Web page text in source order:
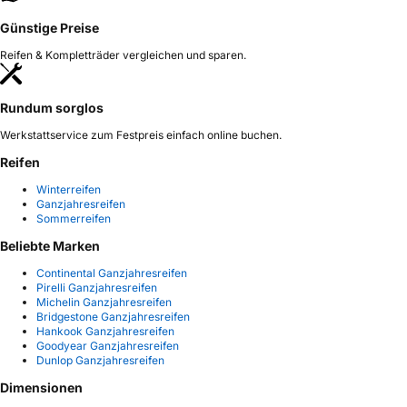
Günstige Preise
Reifen & Kompletträder vergleichen und sparen.
Rundum sorglos
Werkstattservice zum Festpreis einfach online buchen.
Reifen
Winterreifen
Ganzjahresreifen
Sommerreifen
Beliebte Marken
Continental Ganzjahresreifen
Pirelli Ganzjahresreifen
Michelin Ganzjahresreifen
Bridgestone Ganzjahresreifen
Hankook Ganzjahresreifen
Goodyear Ganzjahresreifen
Dunlop Ganzjahresreifen
Dimensionen